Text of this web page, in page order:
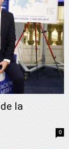
la
0